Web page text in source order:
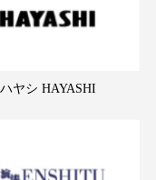
ハヤシ HAYASHI